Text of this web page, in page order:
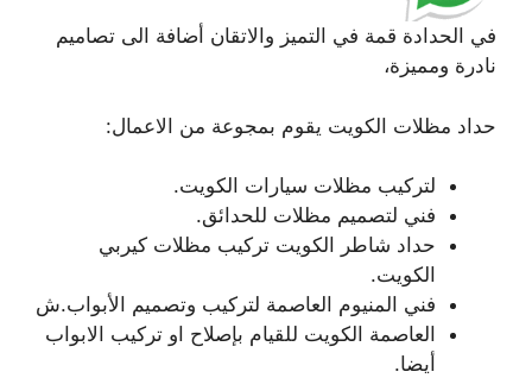
في الحدادة قمة في التميز والاتقان أضافة الى تصاميم
نادرة ومميزة،
حداد مظلات الكويت يقوم بمجوعة من الاعمال:
لتركيب مظلات سيارات الكويت.
فني لتصميم مظلات للحدائق.
حداد شاطر الكويت تركيب مظلات كيربي
الكويت.
فني المنيوم العاصمة لتركيب وتصميم الأبواب.ش
العاصمة الكويت للقيام بإصلاح او تركيب الابواب
أيضا.